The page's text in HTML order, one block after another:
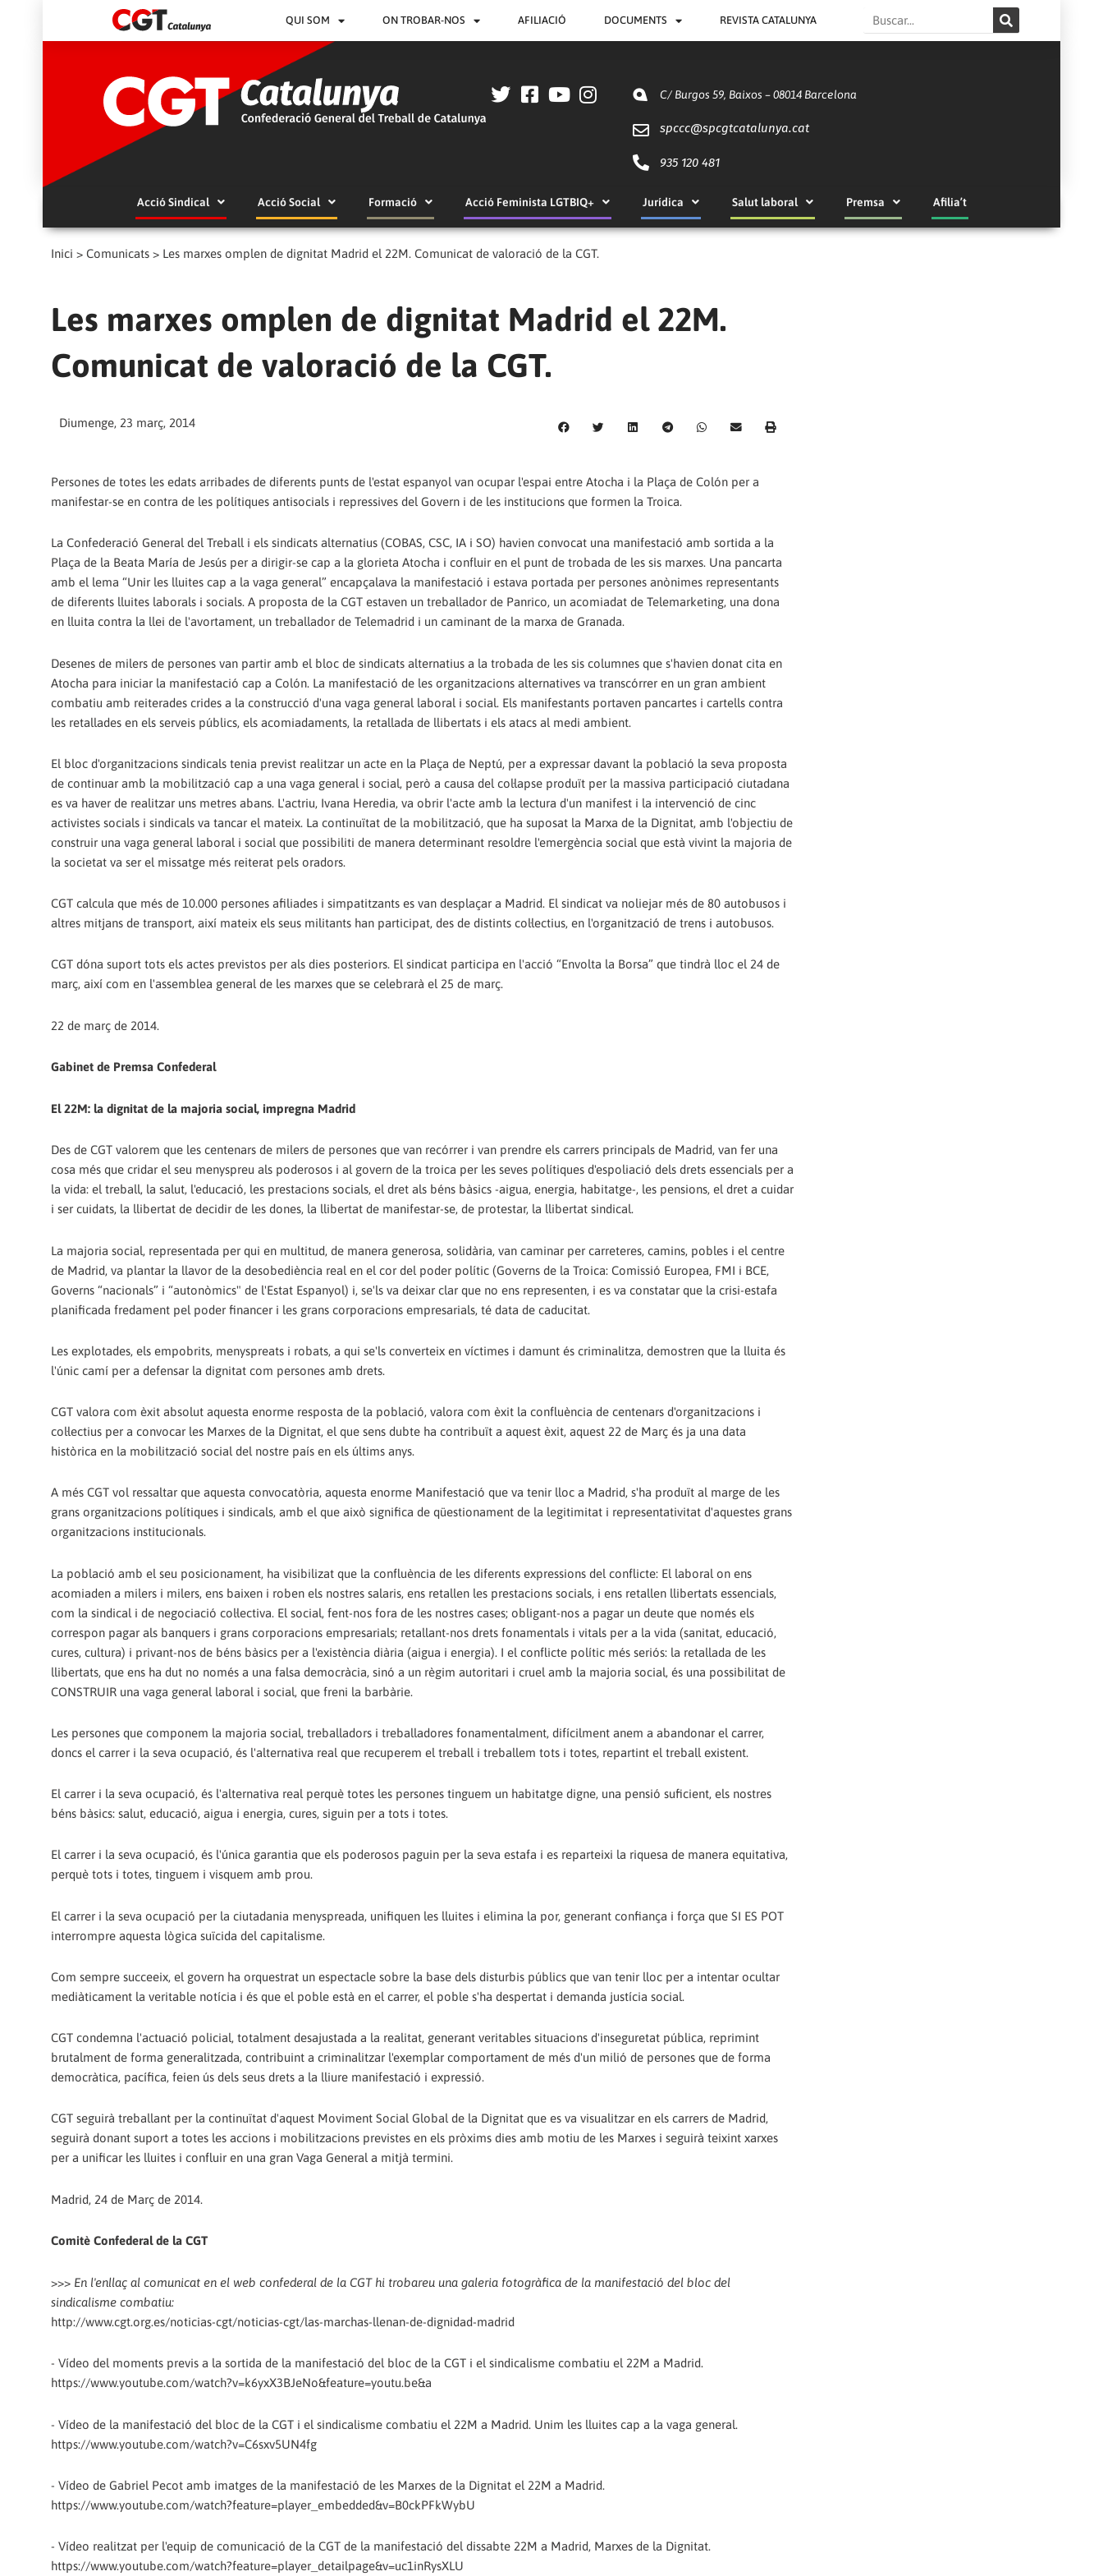
QUI SOM ON TROBAR-NOS AFILIACIÓ DOCUMENTS REVISTA CATALUNYA Search
C/ Burgos 59, Baixos – 08014 Barcelona
spccc@spcgtcatalunya.cat
935 120 481
Acció Sindical Acció Social Formació Acció Feminista LGTBIQ+ Jurídica Salut laboral Premsa Afilia’t
Inici > Comunicats > Les marxes omplen de dignitat Madrid el 22M. Comunicat de valoració de la CGT.
Les marxes omplen de dignitat Madrid el 22M.
Comunicat de valoració de la CGT.
Diumenge, 23 març, 2014
Persones de totes les edats arribades de diferents punts de l'estat espanyol van ocupar l'espai entre Atocha i la Plaça de Colón per a
manifestar-se en contra de les polítiques antisocials i repressives del Govern i de les institucions que formen la Troica.
La Confederació General del Treball i els sindicats alternatius (COBAS, CSC, IA i SO) havien convocat una manifestació amb sortida a la
Plaça de la Beata María de Jesús per a dirigir-se cap a la glorieta Atocha i confluir en el punt de trobada de les sis marxes. Una pancarta
amb el lema “Unir les lluites cap a la vaga general” encapçalava la manifestació i estava portada per persones anònimes representants
de diferents lluites laborals i socials. A proposta de la CGT estaven un treballador de Panrico, un acomiadat de Telemarketing, una dona
en lluita contra la llei de l'avortament, un treballador de Telemadrid i un caminant de la marxa de Granada.
Desenes de milers de persones van partir amb el bloc de sindicats alternatius a la trobada de les sis columnes que s'havien donat cita en
Atocha para iniciar la manifestació cap a Colón. La manifestació de les organitzacions alternatives va transcórrer en un gran ambient
combatiu amb reiterades crides a la construcció d'una vaga general laboral i social. Els manifestants portaven pancartes i cartells contra
les retallades en els serveis públics, els acomiadaments, la retallada de llibertats i els atacs al medi ambient.
El bloc d'organitzacions sindicals tenia previst realitzar un acte en la Plaça de Neptú, per a expressar davant la població la seva proposta
de continuar amb la mobilització cap a una vaga general i social, però a causa del col·lapse produït per la massiva participació ciutadana
es va haver de realitzar uns metres abans. L'actriu, Ivana Heredia, va obrir l'acte amb la lectura d'un manifest i la intervenció de cinc
activistes socials i sindicals va tancar el mateix. La continuïtat de la mobilització, que ha suposat la Marxa de la Dignitat, amb l'objectiu de
construir una vaga general laboral i social que possibiliti de manera determinant resoldre l'emergència social que està vivint la majoria de
la societat va ser el missatge més reiterat pels oradors.
CGT calcula que més de 10.000 persones afiliades i simpatitzants es van desplaçar a Madrid. El sindicat va noliejar més de 80 autobusos i
altres mitjans de transport, així mateix els seus militants han participat, des de distints col·lectius, en l'organització de trens i autobusos.
CGT dóna suport tots els actes previstos per als dies posteriors. El sindicat participa en l'acció “Envolta la Borsa” que tindrà lloc el 24 de
març, així com en l'assemblea general de les marxes que se celebrarà el 25 de març.
22 de març de 2014.
Gabinet de Premsa Confederal
El 22M: la dignitat de la majoria social, impregna Madrid
Des de CGT valorem que les centenars de milers de persones que van recórrer i van prendre els carrers principals de Madrid, van fer una
cosa més que cridar el seu menyspreu als poderosos i al govern de la troica per les seves polítiques d'espoliació dels drets essencials per a
la vida: el treball, la salut, l'educació, les prestacions socials, el dret als béns bàsics -aigua, energia, habitatge-, les pensions, el dret a cuidar
i ser cuidats, la llibertat de decidir de les dones, la llibertat de manifestar-se, de protestar, la llibertat sindical.
La majoria social, representada per qui en multitud, de manera generosa, solidària, van caminar per carreteres, camins, pobles i el centre
de Madrid, va plantar la llavor de la desobediència real en el cor del poder polític (Governs de la Troica: Comissió Europea, FMI i BCE,
Governs “nacionals” i “autonòmics" de l'Estat Espanyol) i, se'ls va deixar clar que no ens representen, i es va constatar que la crisi-estafa
planificada fredament pel poder financer i les grans corporacions empresarials, té data de caducitat.
Les explotades, els empobrits, menyspreats i robats, a qui se'ls converteix en víctimes i damunt és criminalitza, demostren que la lluita és
l'únic camí per a defensar la dignitat com persones amb drets.
CGT valora com èxit absolut aquesta enorme resposta de la població, valora com èxit la confluència de centenars d'organitzacions i
col·lectius per a convocar les Marxes de la Dignitat, el que sens dubte ha contribuït a aquest èxit, aquest 22 de Març és ja una data
històrica en la mobilització social del nostre país en els últims anys.
A més CGT vol ressaltar que aquesta convocatòria, aquesta enorme Manifestació que va tenir lloc a Madrid, s'ha produït al marge de les
grans organitzacions polítiques i sindicals, amb el que això significa de qüestionament de la legitimitat i representativitat d'aquestes grans
organitzacions institucionals.
La població amb el seu posicionament, ha visibilizat que la confluència de les diferents expressions del conflicte: El laboral on ens
acomiaden a milers i milers, ens baixen i roben els nostres salaris, ens retallen les prestacions socials, i ens retallen llibertats essencials,
com la sindical i de negociació col·lectiva. El social, fent-nos fora de les nostres cases; obligant-nos a pagar un deute que només els
correspon pagar als banquers i grans corporacions empresarials; retallant-nos drets fonamentals i vitals per a la vida (sanitat, educació,
cures, cultura) i privant-nos de béns bàsics per a l'existència diària (aigua i energia). I el conflicte polític més seriós: la retallada de les
llibertats, que ens ha dut no només a una falsa democràcia, sinó a un règim autoritari i cruel amb la majoria social, és una possibilitat de
CONSTRUIR una vaga general laboral i social, que freni la barbàrie.
Les persones que componem la majoria social, treballadors i treballadores fonamentalment, difícilment anem a abandonar el carrer,
doncs el carrer i la seva ocupació, és l'alternativa real que recuperem el treball i treballem tots i totes, repartint el treball existent.
El carrer i la seva ocupació, és l'alternativa real perquè totes les persones tinguem un habitatge digne, una pensió suficient, els nostres
béns bàsics: salut, educació, aigua i energia, cures, siguin per a tots i totes.
El carrer i la seva ocupació, és l'única garantia que els poderosos paguin per la seva estafa i es reparteixi la riquesa de manera equitativa,
perquè tots i totes, tinguem i visquem amb prou.
El carrer i la seva ocupació per la ciutadania menyspreada, unifiquen les lluites i elimina la por, generant confiança i força que SI ES POT
interrompre aquesta lògica suïcida del capitalisme.
Com sempre succeeix, el govern ha orquestrat un espectacle sobre la base dels disturbis públics que van tenir lloc per a intentar ocultar
mediàticament la veritable notícia i és que el poble està en el carrer, el poble s'ha despertat i demanda justícia social.
CGT condemna l'actuació policial, totalment desajustada a la realitat, generant veritables situacions d'inseguretat pública, reprimint
brutalment de forma generalitzada, contribuint a criminalitzar l'exemplar comportament de més d'un milió de persones que de forma
democràtica, pacífica, feien ús dels seus drets a la lliure manifestació i expressió.
CGT seguirà treballant per la continuïtat d'aquest Moviment Social Global de la Dignitat que es va visualitzar en els carrers de Madrid,
seguirà donant suport a totes les accions i mobilitzacions previstes en els pròxims dies amb motiu de les Marxes i seguirà teixint xarxes
per a unificar les lluites i confluir en una gran Vaga General a mitjà termini.
Madrid, 24 de Març de 2014.
Comitè Confederal de la CGT
>>> En l'enllaç al comunicat en el web confederal de la CGT hi trobareu una galeria fotogràfica de la manifestació del bloc del
sindicalisme combatiu:
http://www.cgt.org.es/noticias-cgt/noticias-cgt/las-marchas-llenan-de-dignidad-madrid
- Vídeo del moments previs a la sortida de la manifestació del bloc de la CGT i el sindicalisme combatiu el 22M a Madrid.
https://www.youtube.com/watch?v=k6yxX3BJeNo&feature=youtu.be&a
- Vídeo de la manifestació del bloc de la CGT i el sindicalisme combatiu el 22M a Madrid. Unim les lluites cap a la vaga general.
https://www.youtube.com/watch?v=C6sxv5UN4fg
- Vídeo de Gabriel Pecot amb imatges de la manifestació de les Marxes de la Dignitat el 22M a Madrid.
https://www.youtube.com/watch?feature=player_embedded&v=B0ckPFkWybU
- Vídeo realitzat per l'equip de comunicació de la CGT de la manifestació del dissabte 22M a Madrid, Marxes de la Dignitat.
https://www.youtube.com/watch?feature=player_detailpage&v=uc1inRysXLU